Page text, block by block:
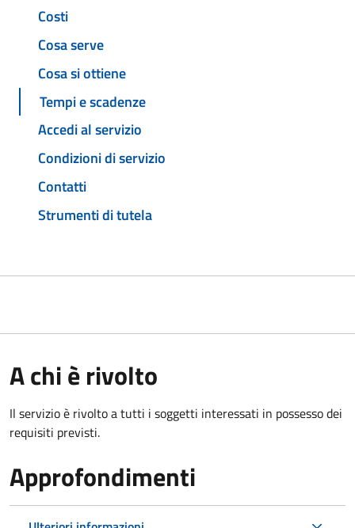
Costi
Cosa serve
Cosa si ottiene
Tempi e scadenze
Accedi al servizio
Condizioni di servizio
Contatti
Strumenti di tutela
A chi è rivolto
Il servizio è rivolto a tutti i soggetti interessati in possesso dei
requisiti previsti.
Approfondimenti